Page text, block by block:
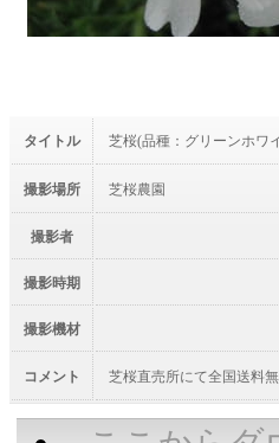
タイトル 芝桜(品種：グリーンホワ
撮影場所 芝桜農園
撮影者
撮影時期
撮影機材
コメント 芝桜直売所にて全国送料